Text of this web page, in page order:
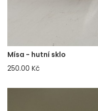
Mísa - hutní sklo
250.00 Kč